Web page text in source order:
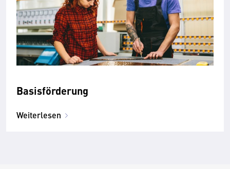
Basisförderung
Weiterlesen